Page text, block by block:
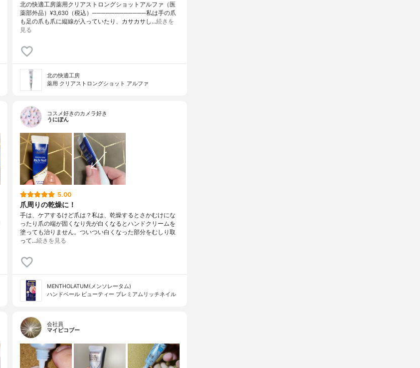
北の快適工房薬用クリアストロングショットアルファ（医
薬部外品）¥3,630（税込）────────────私は手の爪
も足の爪も爪に縦線が入っていたり、カサカサし…続きを
見る
北の快適工房
薬用 クリアストロングショット アルファ
コスメ好きのカメラ好き
うにぽん
5.00
爪周りの乾燥に！
手は、ケアするけど爪は？私は、乾燥するとさかむけにな
ったり爪の端が固くなり先が白くなるとハンドクリームを
塗っても治りません。ついつい白くなった部分をむしり取
って…続きを見る
MENTHOLATUM(メンソレータム)
ハンドベール ビューティー プレミアムリッチネイル
会社員
マイピコブー